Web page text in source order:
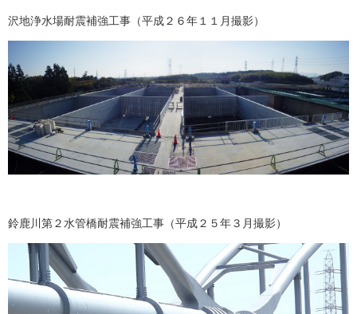
沢地浄水場耐震補強工事（平成２６年１１月撮影）
鈴鹿川第２水管橋耐震補強工事（平成２５年３月撮影）